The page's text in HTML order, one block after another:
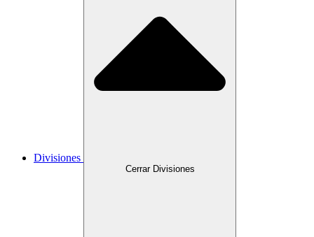
Divisiones
Cerrar Divisiones